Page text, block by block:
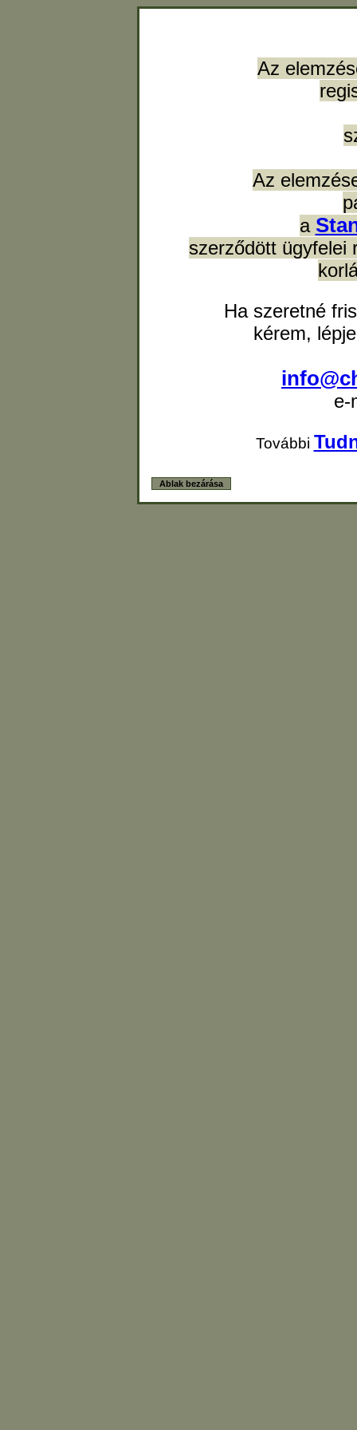
Az
Az
a
szerződött ügyfelei
Ha szeretné
kérem,
e-
További